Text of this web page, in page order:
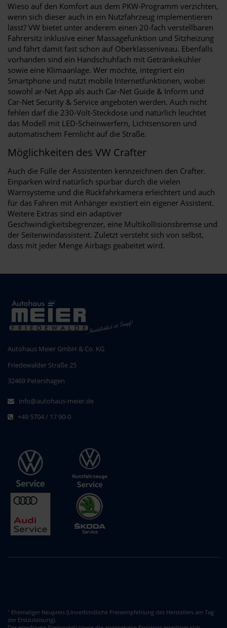
Wieso auf den Komfort aus dem PKW-Programm verzichten,
wenn sich dieser auch in ein Nutzfahrzeug implementieren
lässt? VW bietet unter anderem einen 20-fach verstellbaren
Fahrersitz inklusive einer Massagefunktion und Sitzheizung
und fährt damit fast schon auf Oberklasseniveau. Ebenfalls
vorhanden sind ein Handschuhfach mit Getränkekühler
sowie eine Klimaanlage. Wer möchte, integriert ein
Smartphone und nutzt mobile Internetfunktionen, wobei
sowohl ar-Net App als auch Car-Net Guide & Inform und
Car-Net Security & Service angeboten werden. Auch nicht
fehlen darf die 230-Volt-Steckdose und natürlich leuchtet
das Modell mit LED-Scheinwerfern, Lichtsensoren und
automatischem Fernlicht auf die Straße.
Möglichkeiten des VW Crafter
Auch die Fülle der Assistenten kennzeichnen den Crafter.
Einparken wird natürlich spürbar durch die vielen
Warnsysteme und die Rückfahrkamera erleichtert und auch
für das Fahren mit Anhänger existiert ein eigener Assistent.
Weitere Extras sind ein adaptiver
Geschwindigkeitsbegrenzer, eine Multikollisionsbremse und
der Seitenwindassistent. Zuletzt versteht sich von selbst,
dass mit jeder Menge Airbags geabeitet wird.
Autohaus Meier GmbH & Co. KG
Friedewalder Straße 25
32469 Petershagen
info@autohaus-meier.de
+49 5704 / 17 90-0
1 Ehemaliger Neupreis (Unverbindliche Preisempfehlung des Herstellers am Tag
der Erstzulassung).